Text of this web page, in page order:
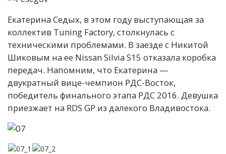
Екатерина Седых, в этом году выступающая за
коллектив Tuning Factory, столкнулась с
техническими проблемами. В заезде с Никитой
Шиковым на ее Nissan Silvia S15 отказала коробка
передач. Напомним, что Екатерина —
двукратный вице-чемпион РДС-Восток,
победитель финального этапа РДС 2016. Девушка
приезжает на RDS GP из далекого Владивостока.